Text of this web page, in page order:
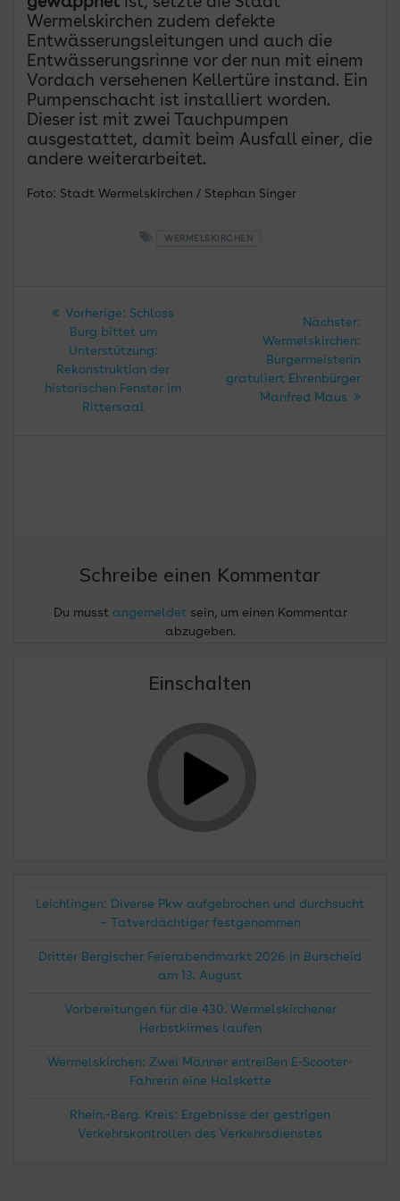
Wermelskirchen zudem defekte
Entwässerungsleitungen und auch die
Entwässerungsrinne vor der nun mit einem
Vordach versehenen Kellertüre instand. Ein
Pumpenschacht ist installiert worden.
Dieser ist mit zwei Tauchpumpen
ausgestattet, damit beim Ausfall einer, die
andere weiterarbeitet.
Foto: Stadt Wermelskirchen / Stephan Singer
WERMELSKIRCHEN
Beitragsnavigation
Vorherige: Vorheriger
Beitrag:
Schloss
Burg bittet um
Unterstützung:
Rekonstruktion der
historischen Fenster im
Rittersaal
Nächster:
Wermelskirchen:
Bürgermeisterin
gratuliert Ehrenbürger
Manfred Maus
Schreibe einen Kommentar
Du musst angemeldet sein, um einen Kommentar
abzugeben.
Einschalten
Leichlingen: Diverse Pkw aufgebrochen und durchsucht
– Tatverdächtiger festgenommen
Dritter Bergischer Feierabendmarkt 2026 in Burscheid
am 13. August
Vorbereitungen für die 430. Wermelskirchener
Herbstkirmes laufen
Wermelskirchen: Zwei Männer entreißen E-Scooter-
Fahrerin eine Halskette
Rhein.-Berg. Kreis: Ergebnisse der gestrigen
Verkehrskontrollen des Verkehrsdienstes